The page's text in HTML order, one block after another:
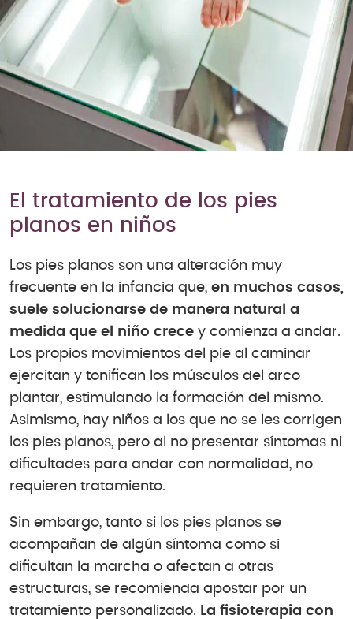
El tratamiento de los pies
planos en niños
Los pies planos son una alteración muy
frecuente en la infancia que, en muchos casos,
suele solucionarse de manera natural a
medida que el niño crece y comienza a andar.
Los propios movimientos del pie al caminar
ejercitan y tonifican los músculos del arco
plantar, estimulando la formación del mismo.
Asimismo, hay niños a los que no se les corrigen
los pies planos, pero al no presentar síntomas ni
dificultades para andar con normalidad, no
requieren tratamiento.
Sin embargo, tanto si los pies planos se
acompañan de algún síntoma como si
dificultan la marcha o afectan a otras
estructuras, se recomienda apostar por un
tratamiento personalizado. La fisioterapia con